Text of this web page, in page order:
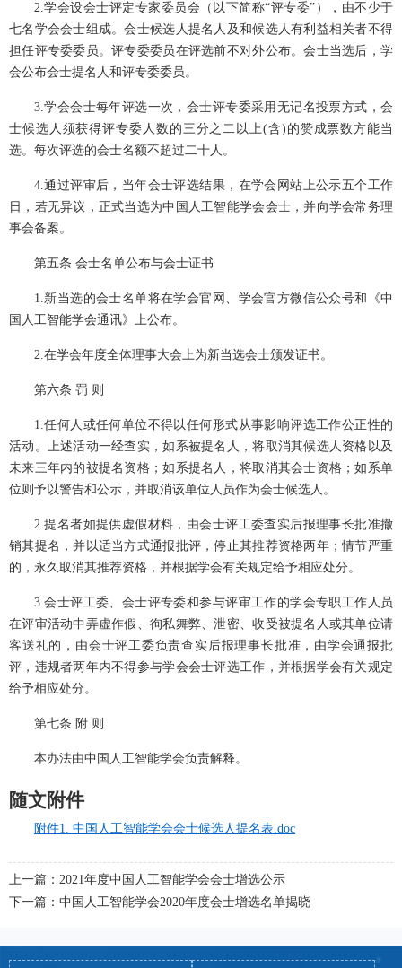
2.学会设会士评定专家委员会（以下简称“评专委”），由不少于
七名学会会士组成。会士候选人提名人及和候选人有利益相关者不得
担任评专委委员。评专委委员在评选前不对外公布。会士当选后，学
会公布会士提名人和评专委委员。
3.学会会士每年评选一次，会士评专委采用无记名投票方式，会
士候选人须获得评专委人数的三分之二以上(含)的赞成票数方能当
选。每次评选的会士名额不超过二十人。
4.通过评审后，当年会士评选结果，在学会网站上公示五个工作
日，若无异议，正式当选为中国人工智能学会会士，并向学会常务理
事会备案。
第五条 会士名单公布与会士证书
1.新当选的会士名单将在学会官网、学会官方微信公众号和《中
国人工智能学会通讯》上公布。
2.在学会年度全体理事大会上为新当选会士颁发证书。
第六条 罚 则
1.任何人或任何单位不得以任何形式从事影响评选工作公正性的
活动。上述活动一经查实，如系被提名人，将取消其候选人资格以及
未来三年内的被提名资格；如系提名人，将取消其会士资格；如系单
位则予以警告和公示，并取消该单位人员作为会士候选人。
2.提名者如提供虚假材料，由会士评工委查实后报理事长批准撤
销其提名，并以适当方式通报批评，停止其推荐资格两年；情节严重
的，永久取消其推荐资格，并根据学会有关规定给予相应处分。
3.会士评工委、会士评专委和参与评审工作的学会专职工作人员
在评审活动中弄虚作假、徇私舞弊、泄密、收受被提名人或其单位请
客送礼的，由会士评工委负责查实后报理事长批准，由学会通报批
评，违规者两年内不得参与学会会士评选工作，并根据学会有关规定
给予相应处分。
第七条 附 则
本办法由中国人工智能学会负责解释。
随文附件
附件1. 中国人工智能学会会士候选人提名表.doc
上一篇：2021年度中国人工智能学会会士增选公示
下一篇：中国人工智能学会2020年度会士增选名单揭晓